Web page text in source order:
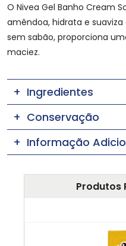
O Nivea Gel Banho Cream
amêndoa, hidrata e
sem sabão, proporciona
maciez.
Ingredientes
Conservação
Informação
Produtos